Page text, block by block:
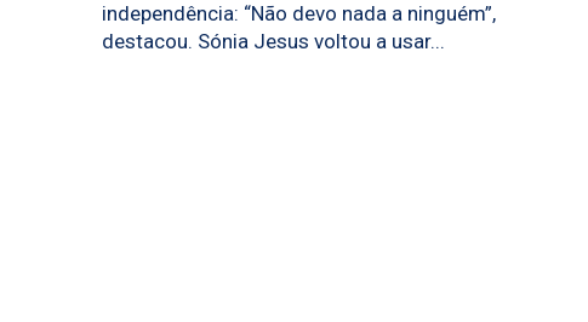
independência: “Não devo nada a ninguém”,
destacou. Sónia Jesus voltou a usar...